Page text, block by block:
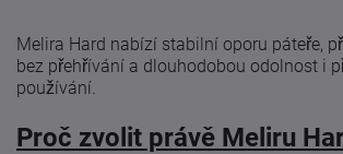
Melira Hard nabízí stabilní oporu páteře,
bez přehřívání a dlouhodobou odolnost i
používání.
Proč zvolit právě Meliru